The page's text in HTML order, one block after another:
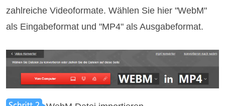
zahlreiche Videoformate. Wählen Sie hier "WebM"
als Eingabeformat und "MP4" als Ausgabeformat.